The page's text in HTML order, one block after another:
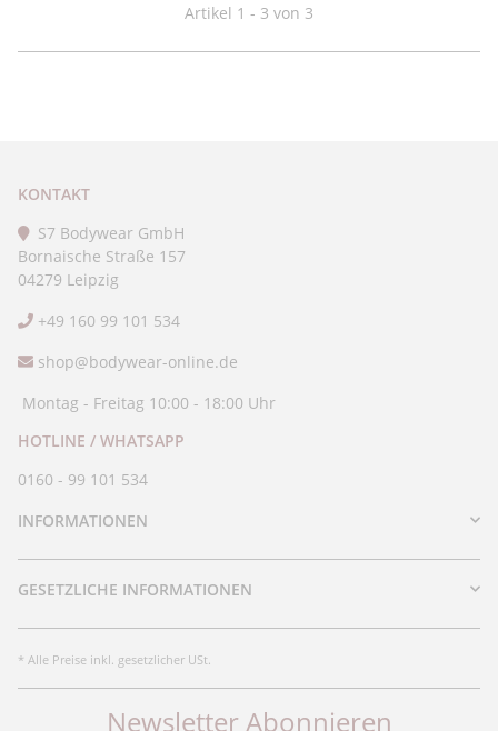
Artikel 1 - 3 von 3
KONTAKT
S7 Bodywear GmbH
Bornaische Straße 157
04279 Leipzig
+49 160 99 101 534
shop@bodywear-online.de
Montag - Freitag 10:00 - 18:00 Uhr
HOTLINE / WHATSAPP
0160 - 99 101 534
INFORMATIONEN
GESETZLICHE INFORMATIONEN
* Alle Preise inkl. gesetzlicher USt.
Newsletter Abonnieren